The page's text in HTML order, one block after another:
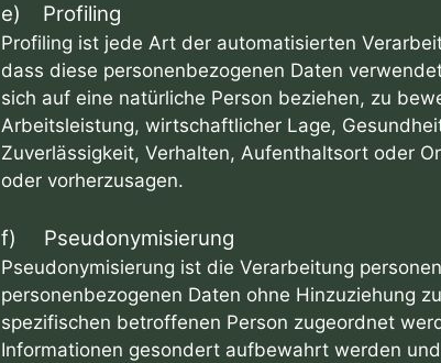
e) Profiling
Profiling ist jede Art der automatisierten
dass diese personenbezogenen Daten
sich auf eine natürliche Person beziehen, zu
Arbeitsleistung, wirtschaftlicher Lage,
Zuverlässigkeit, Verhalten, Aufenthaltsort oder
oder vorherzusagen.
f) Pseudonymisierung
Pseudonymisierung ist die Verarbeitung
personenbezogenen Daten ohne Hinzuziehung
spezifischen betroffenen Person zugeordnet
Informationen gesondert aufbewahrt werden